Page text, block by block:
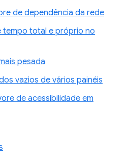
de dependência da rede
tempo total e próprio no
pesada
vazios de vários painéis
de acessibilidade em